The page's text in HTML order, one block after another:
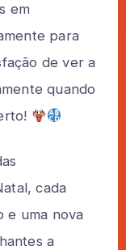
em
para
de ver a
quando
cada
e uma nova
a